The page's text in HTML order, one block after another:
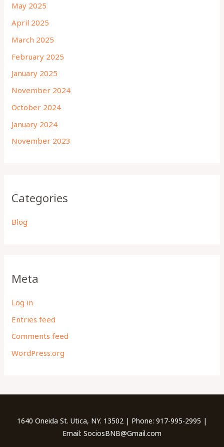
May 2025
April 2025
March 2025
February 2025
January 2025
November 2024
October 2024
January 2024
November 2023
Categories
Blog
Meta
Log in
Entries feed
Comments feed
WordPress.org
1640 Oneida St. Utica, NY. 13502 | Phone: 917-995-2995 |
Email: SociosBNB@Gmail.com